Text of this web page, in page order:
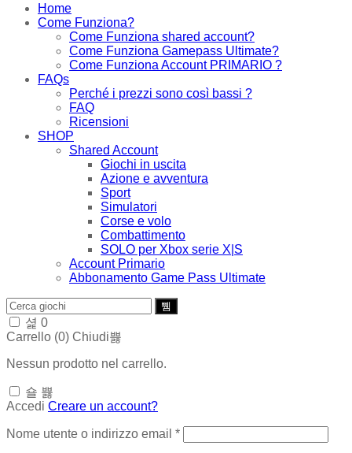
Home
Come Funziona?
Come Funziona shared account?
Come Funziona Gamepass Ultimate?
Come Funziona Account PRIMARIO ?
FAQs
Perché i prezzi sono così bassi ?
FAQ
Ricensioni
SHOP
Shared Account
Giochi in uscita
Azione e avventura
Sport
Simulatori‬
Corse e volo
Combattimento
SOLO per Xbox serie X|S
Account Primario
Abbonamento Game Pass Ultimate
0
Carrello (0) Chiudi
Nessun prodotto nel carrello.
Accedi Creare un account?
Nome utente o indirizzo email *Richiesto